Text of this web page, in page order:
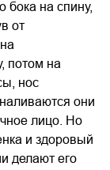
бока на спину,
от
потом на
нос
они
лицо. Но
и здоровый
делают его